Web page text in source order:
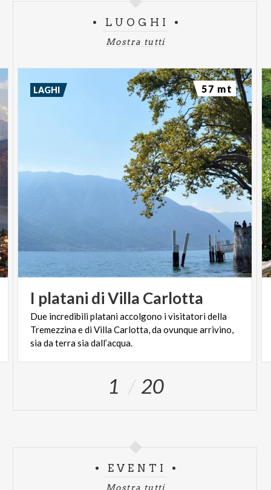
LUOGHI
Mostra tutti
I platani diVilla Carlotta
Due incredibili platani accolgono i visitatori della
Tremezzina e di Villa Carlotta, da ovunque arrivino,
sia da terra sia dall’acqua.
LAGHI 57 mt
1 20
EVENTI
Mostra tutti